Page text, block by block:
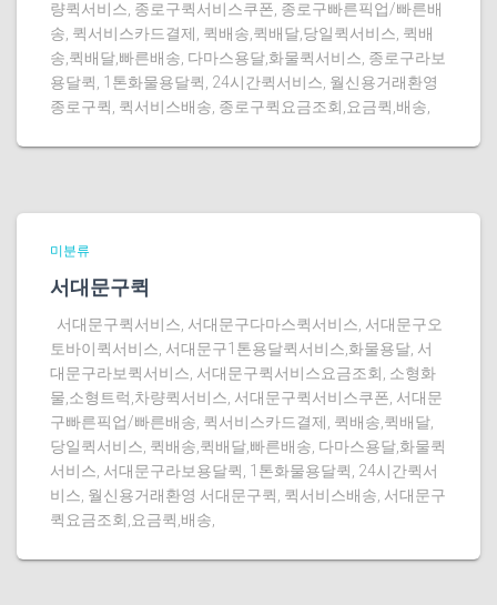
량퀵서비스, 종로구퀵서비스쿠폰, 종로구빠른픽업/빠른배
송, 퀵서비스카드결제, 퀵배송,퀵배달,당일퀵서비스, 퀵배
송,퀵배달,빠른배송, 다마스용달,화물퀵서비스, 종로구라보
용달퀵, 1톤화물용달퀵, 24시간퀵서비스, 월신용거래환영
종로구퀵, 퀵서비스배송, 종로구퀵요금조회,요금퀵,배송,
미분류
서대문구퀵
서대문구퀵서비스, 서대문구다마스퀵서비스, 서대문구오
토바이퀵서비스, 서대문구1톤용달퀵서비스,화물용달, 서
대문구라보퀵서비스, 서대문구퀵서비스요금조회, 소형화
물,소형트럭,차량퀵서비스, 서대문구퀵서비스쿠폰, 서대문
구빠른픽업/빠른배송, 퀵서비스카드결제, 퀵배송,퀵배달,
당일퀵서비스, 퀵배송,퀵배달,빠른배송, 다마스용달,화물퀵
서비스, 서대문구라보용달퀵, 1톤화물용달퀵, 24시간퀵서
비스, 월신용거래환영 서대문구퀵, 퀵서비스배송, 서대문구
퀵요금조회,요금퀵,배송,